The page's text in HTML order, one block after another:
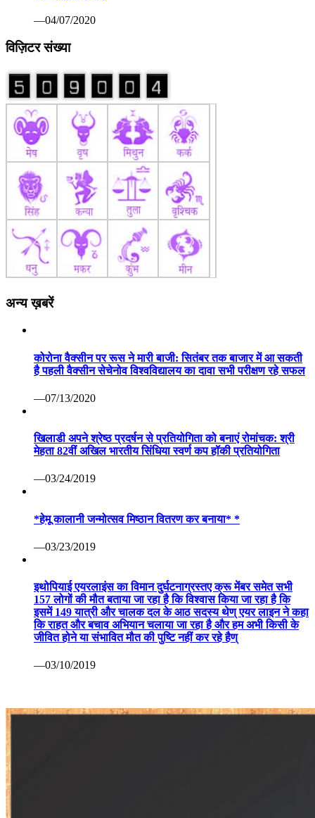
—04/07/2020
विज़िटर संख्या
अन्य ख़बरें
कोरोना वैक्सीन पर रूस ने मारी बाजी: सितंबर तक बाजार में आ सकती
है पहली वैक्सीन सेचेनोव विश्वविद्यालय का दावा सभी परीक्षण रहे सफल
—07/13/2020
खिलाडी अपने श्रेष्ठ प्रदर्षन से प्रतियोगिता को बनाएं रोमांचक: श्री
मेहता 82वीं अखिल भारतीय सिंधिया स्वर्ण कप हॉकी प्रतियोगिता
—03/24/2019
*हेमू कालानी जन्मोत्सव मिष्ठान वितरण कर बनाया* *
—03/23/2019
इथोपियाई एयरलाइंस का विमान दुर्घटनाग्रस्तए क्रू मेंबर समेत सभी
157 लोगों की मौत बताया जा रहा है कि विश्वास किया जा रहा है कि
इसमें 149 यात्री और चालक दल के आठ सदस्य थेण् एयर लाइन ने कहा
कि राहत और बचाव अभियान चलाया जा रहा है और हम अभी किसी के
जीवित होने या संभावित मौत की पुष्टि नहीं कर रहे हैण्
—03/10/2019